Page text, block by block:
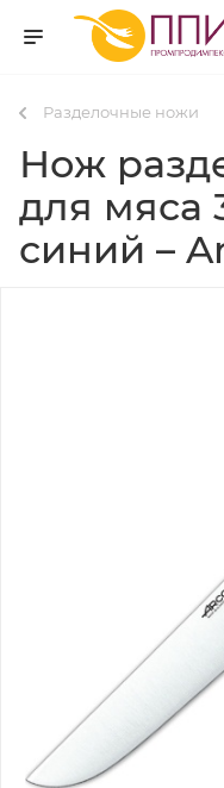
Разделочные ножи
Нож
для мяса
синий –